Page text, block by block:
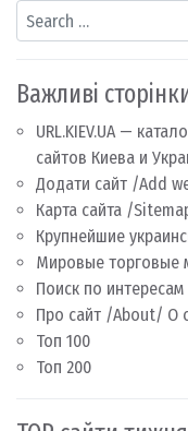
Search
Важливі
URL.KIEV.UA —
сайтов Киева и
Додати сайт /Add
Карта сайта /
Крупнейшие
Мировые торговые
Поиск по интересам
Про сайт /About/ О
Топ 100
Топ 200